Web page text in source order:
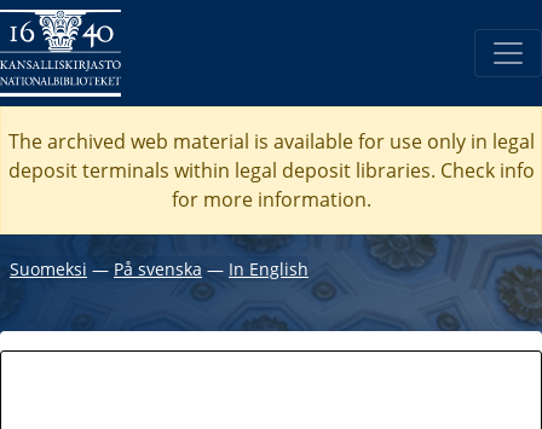
The archived web material is available for use only in legal
deposit terminals within legal deposit libraries. Check info
for more information.
Suomeksi ― På svenska ― In English